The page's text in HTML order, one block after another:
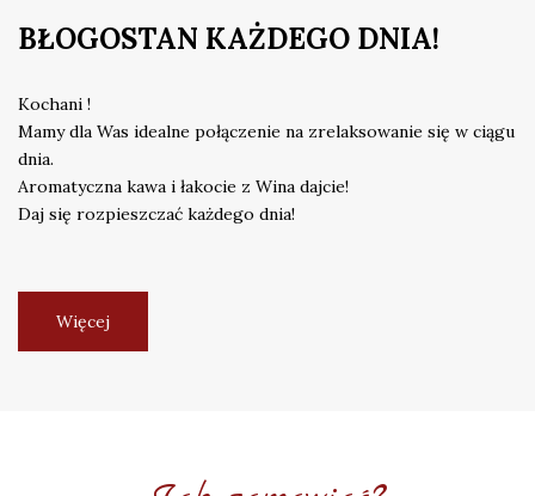
BŁOGOSTAN KAŻDEGO DNIA!
Kochani !
Mamy dla Was idealne połączenie na zrelaksowanie się w ciągu
dnia.
Aromatyczna kawa i łakocie z Wina dajcie!
Daj się rozpieszczać każdego dnia!
Więcej